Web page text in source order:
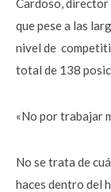
Cardoso, director
que pese a las
nivel de
total de 138
«No por trabajar
No se trata de
haces dentro del